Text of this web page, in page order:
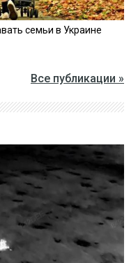
семьи в Украине
Все публикации »